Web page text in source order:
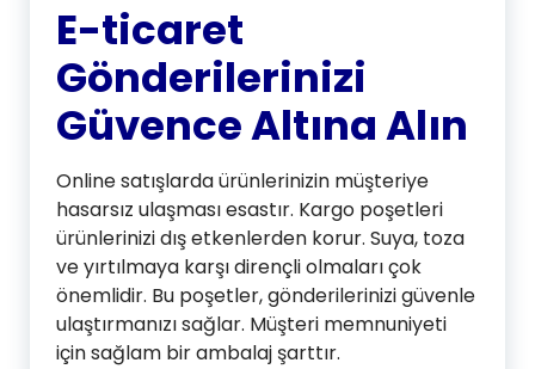
E-ticaret
Gönderilerinizi
Güvence Altına Alın
Online satışlarda ürünlerinizin müşteriye
hasarsız ulaşması esastır. Kargo poşetleri
ürünlerinizi dış etkenlerden korur. Suya, toza
ve yırtılmaya karşı dirençli olmaları çok
önemlidir. Bu poşetler, gönderilerinizi güvenle
ulaştırmanızı sağlar. Müşteri memnuniyeti
için sağlam bir ambalaj şarttır.